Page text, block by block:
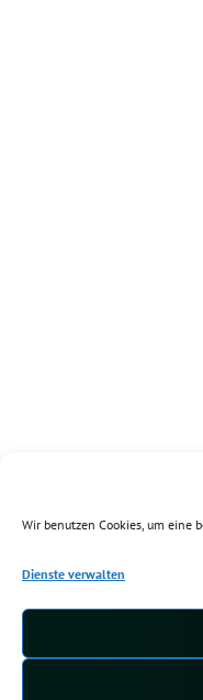
Wir benutzen Cookies, um eine
Dienste verwalten